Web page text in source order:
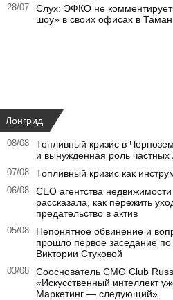
28/07
Слух: ЭФКО не
шоу» в своих офисах в
Лонгрид
08/08
Топливный кризис в
и вынужденная роль
07/08 Топливный кризис как
06/08
CEO агентства
рассказала, как пережить
предательство в актив
05/08
Непонятное обвинение и
прошло первое заседание по
Виктории Стуковой
03/08
Сооснователь CMO Club
«Искусственный интеллект
Маркетинг — следующий»